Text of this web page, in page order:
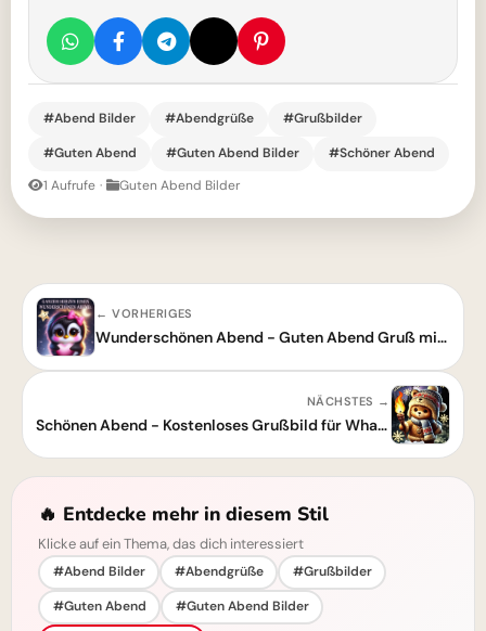
#Abend Bilder #Abendgrüße
#Grußbilder
#Guten Abend
#Guten Abend Bilder
#Schöner Abend
1 Aufrufe · Guten Abend Bilder
← VORHERIGES
Wunderschönen Abend - Guten Abend Gruß mit Herz
NÄCHSTES →
Schönen Abend - Kostenloses Grußbild für WhatsApp
🔥 Entdecke mehr in diesem Stil
Klicke auf ein Thema, das dich interessiert
#Abend Bilder #Abendgrüße
#Grußbilder
#Guten Abend
#Guten Abend Bilder